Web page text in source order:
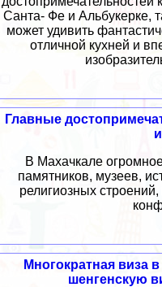
Санта- Фе и Альбукерке,
может удивить
отличной кухней и
Главные
В Махачкале
памятников, музеев,
религиозных
Многократная виза
шенгенскую